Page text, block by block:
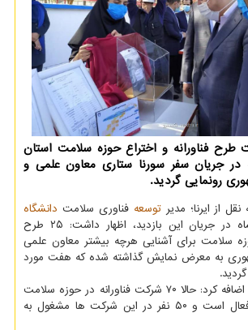
طرح فناورانه و اختراع حوزه سلامت استان
در جریان سفر سورنا ستاری معاون علمی و
رونمایی گردید.
از ایرنا؛ مدیرتوسعه فناوری سلامت دانشگاه
علوم پزشکی کرمانشاه در جریان این بازدید، اظهار داشت: ۲۵ طرح
سلامت برای آشنایی هرچه بیشتر معاون علمی
به معرض نمایش گذاشته شده که هفت مورد
دکتر «کامبیز ورمیرا» اضافه کرد: حالا ۷۰ شرکت فناورانه در حوزه سلامت
در استان کرمانشاه فعال است و ۵۰ نفر در این شرکت ها مشغول به